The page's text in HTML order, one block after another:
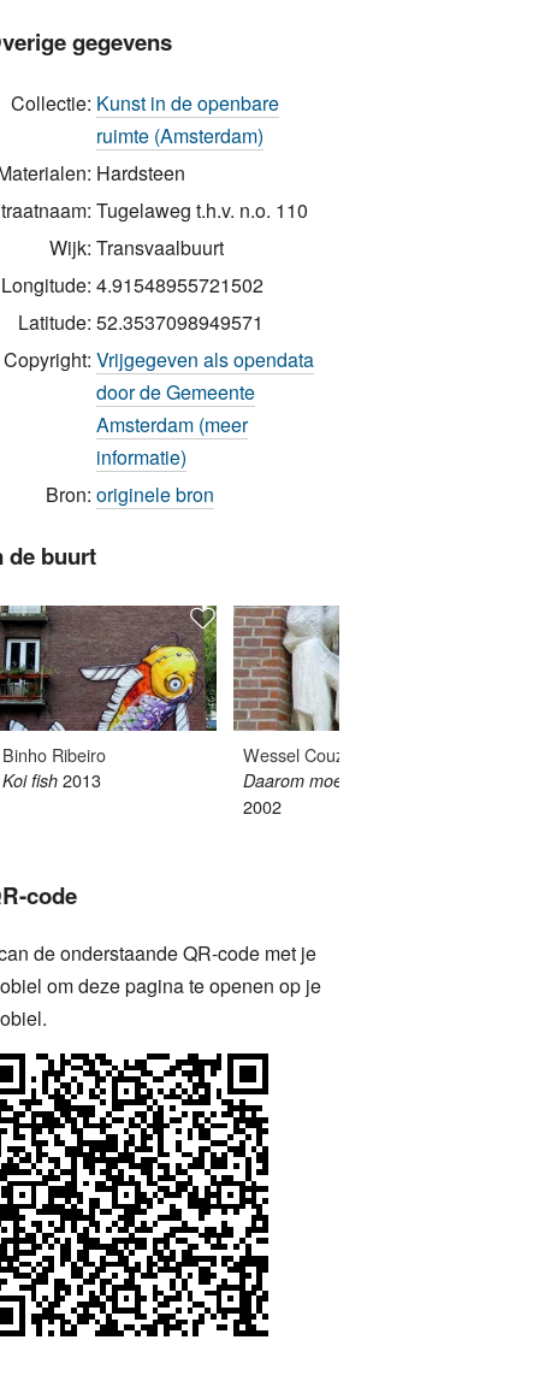
gegevens
Collectie: Kunst in de openbare
ruimte (Amsterdam)
Hardsteen
Tugelaweg t.h.v. n.o. 110
Wijk: Transvaalbuurt
Longitude: 4.91548955721502
Latitude: 52.3537098949571
Copyright: Vrijgegeven als opendata
door de Gemeente
Amsterdam (meer
informatie)
Bron: originele bron
de buurt
Binho Ribeiro
Koi fish 2013
Wessel Couzijn
Daarom moet ik wenen
2002
code
de onderstaande QR-code met je
om deze pagina te openen op je